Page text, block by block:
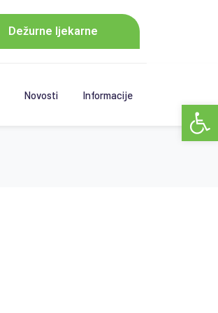
Dežurne ljekarne
Novosti Informacije